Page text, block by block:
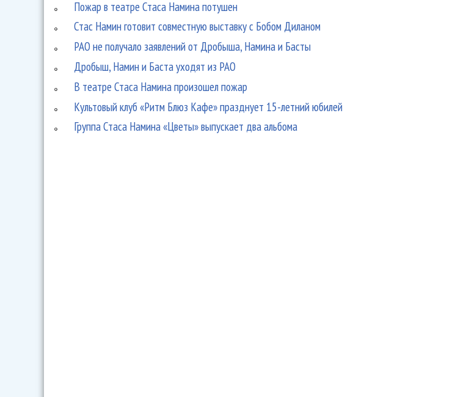
Пожар в театре Стаса Намина потушен
Стас Намин готовит совместную выставку с Бобом Диланом
РАО не получало заявлений от Дробыша, Намина и Басты
Дробыш, Намин и Баста уходят из РАО
В театре Стаса Намина произошел пожар
Культовый клуб «Ритм Блюз Кафе» празднует 15-летний юбилей
Группа Стаса Намина «Цветы» выпускает два альбома